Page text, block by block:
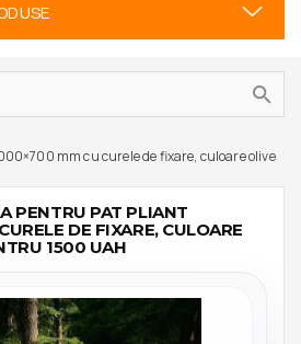
mm cu curele de fixare, culoare olive
PENTRU PAT PLIANT
DE FIXARE, CULOARE
1500 UAH